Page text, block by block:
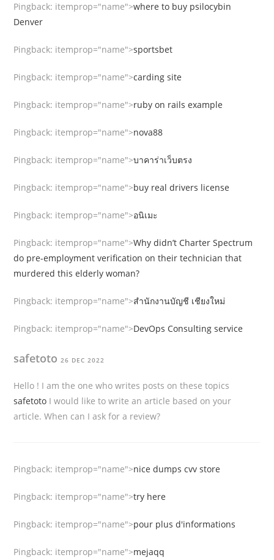
Pingback: itemprop="name">where to buy psilocybin
Denver​
Pingback: itemprop="name">sportsbet
Pingback: itemprop="name">carding site
Pingback: itemprop="name">ruby on rails example
Pingback: itemprop="name">nova88
Pingback: itemprop="name">บาคาร่าเว็บตรง
Pingback: itemprop="name">buy real drivers license
Pingback: itemprop="name">อนิเมะ
Pingback: itemprop="name">Why didn’t Charter Spectrum
do pre-employment verification on their technician that
murdered this elderly woman?
Pingback: itemprop="name">สำนักงานบัญชี เชียงใหม่
Pingback: itemprop="name">DevOps Consulting service
safetoto26 DEC 2022
Hello ! I am the one who writes posts on these topics
safetoto I would like to write an article based on your
article. When can I ask for a review?
Pingback: itemprop="name">nice dumps cvv store
Pingback: itemprop="name">try here
Pingback: itemprop="name">pour plus d'informations
Pingback: itemprop="name">mejaqq